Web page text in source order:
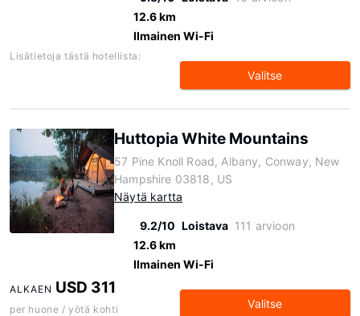
12.6 km
Ilmainen Wi-Fi
Lisätietoja tästä hotellista:
Valitse
Huttopia White Mountains
57 Pine Knoll Road, Albany, Conway, New
Hampshire 03818, US
Näytä kartta
9.2/10 Loistava 111 arvioon
12.6 km
Ilmainen Wi-Fi
ALKAEN USD 311
per huone / yötä kohti Valitse